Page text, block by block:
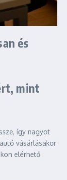
és
mint
így nagyot
vásárlásakor
elérhető